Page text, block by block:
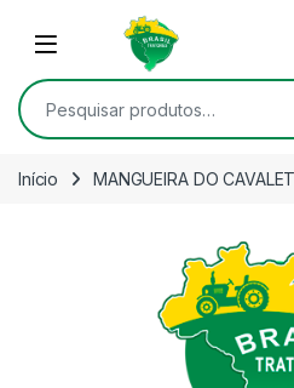
Skip to navigation
Open
Pesquisar por:
Início MANGUEIRA DO